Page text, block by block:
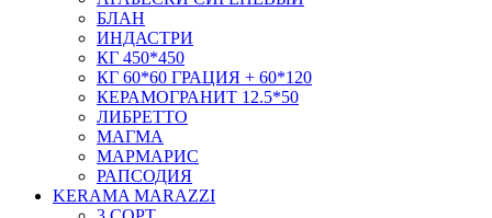
БЛАН
ИНДАСТРИ
КГ 450*450
КГ 60*60 ГРАЦИЯ + 60*120
КЕРАМОГРАНИТ 12.5*50
ЛИБРЕТТО
МАГМА
МАРМАРИС
РАПСОДИЯ
KERAMA MARAZZI